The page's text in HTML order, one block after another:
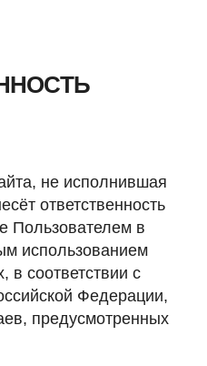
не исполнившая
ответственность
Пользователем в
использованием
в соответствии с
Федерации,
предусмотренных